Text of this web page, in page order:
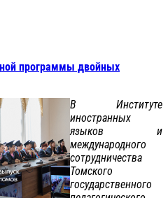
программы двойных
В Институте
иностранных
языков и
международного
сотрудничества
Томского
государственного